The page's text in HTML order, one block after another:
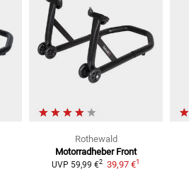
Rothewald
Motorradheber Front
UVP 59,99 €2 39,97 €1